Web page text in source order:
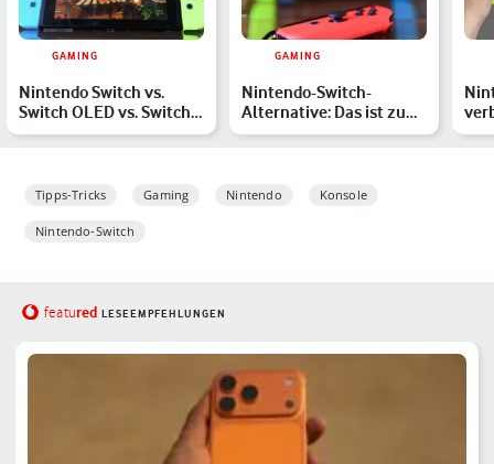
GAMING
Nintendo Switch vs.
Switch OLED vs. Switch
Lite: Welches Modell l…
GAMING
Nintendo-Switch-
Alternative: Das ist zum
Android-Handheld von
Tipps-Tricks Gaming Nintendo Konsole
Nintendo-Switch
featured LESEEMPFEHLUNGEN